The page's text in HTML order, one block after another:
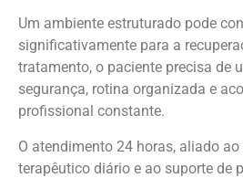
Um ambiente estruturado pode
significativamente para a
tratamento, o paciente precisa de
segurança, rotina organizada e
profissional constante.
O atendimento 24 horas, aliado
terapêutico diário e ao suporte de